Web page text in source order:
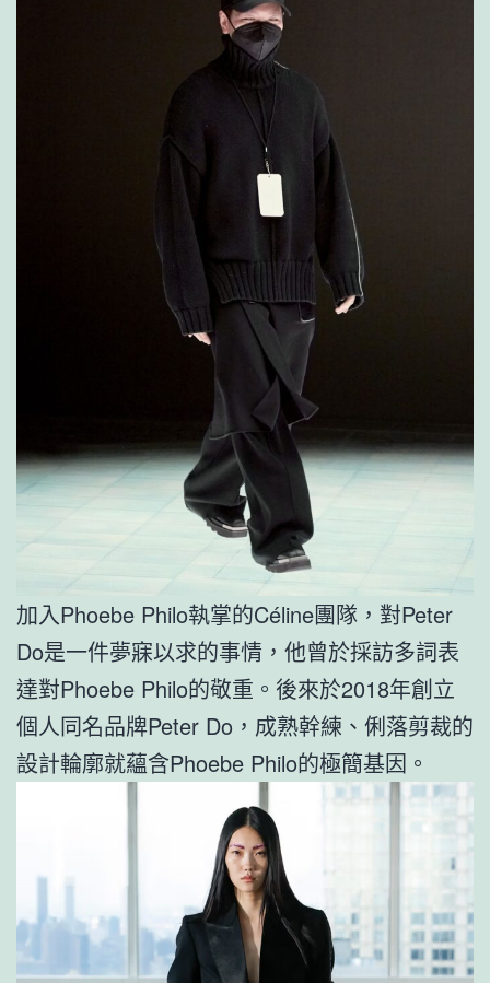
加入Phoebe Philo執掌的Céline團隊，對Peter
Do是一件夢寐以求的事情，他曾於採訪多詞表
達對Phoebe Philo的敬重。後來於2018年創立
個人同名品牌Peter Do，成熟幹練、俐落剪裁的
設計輪廓就蘊含Phoebe Philo的極簡基因。